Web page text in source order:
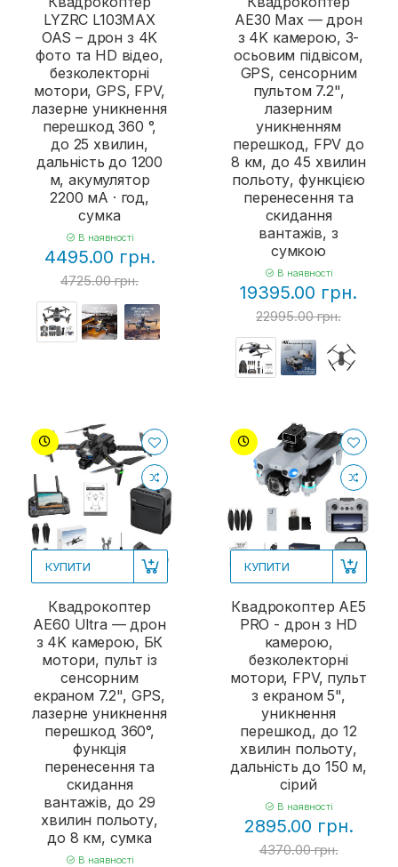
LYZRC L103MAX
OAS – дрон з 4K
фото та HD відео,
безколекторні
мотори, GPS, FPV,
лазерне уникнення
перешкод 360 °,
до 25 хвилин,
дальність до 1200
м, акумулятор
2200 мА · год,
сумка
В наявності
4495.00 грн.
4725.00 грн.
AE30 Max — дрон
з 4K камерою, 3-
осьовим підвісом,
GPS, сенсорним
пультом 7.2",
лазерним
уникненням
перешкод, FPV до
8 км, до 45 хвилин
польоту, функцією
перенесення та
скидання
вантажів, з
сумкою
В наявності
19395.00 грн.
22995.00 грн.
КУПИТИ
Квадрокоптер
AE60 Ultra — дрон
з 4K камерою, БК
мотори, пульт із
сенсорним
екраном 7.2", GPS,
лазерне уникнення
перешкод 360°,
функція
перенесення та
скидання
вантажів, до 29
хвилин польоту,
до 8 км, сумка
В наявності
КУПИТИ
Квадрокоптер AE5
PRO - дрон з HD
камерою,
безколекторні
мотори, FPV, пульт
з екраном 5",
уникнення
перешкод, до 12
хвилин польоту,
дальність до 150 м,
сірий
В наявності
2895.00 грн.
4370.00 грн.